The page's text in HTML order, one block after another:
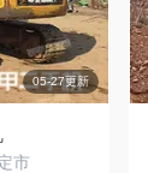
05-27更新
市